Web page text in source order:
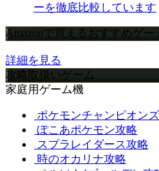
ーを徹底比較しています
Amazonで買えるおすすめゲー
詳細を見る
攻略取扱いゲーム
家庭用ゲーム機
ポケモンチャンピオン
ぽこあポケモン攻略
スプラレイダース攻略
時のオカリナ攻略